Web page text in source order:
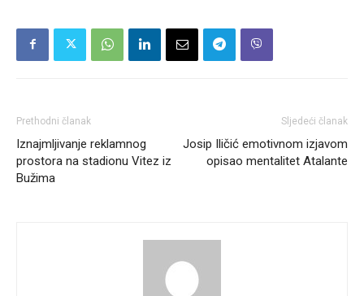
Prethodni članak
Iznajmljivanje reklamnog
prostora na stadionu Vitez iz
Bužima
Sljedeći članak
Josip Iličić emotivnom izjavom
opisao mentalitet Atalante